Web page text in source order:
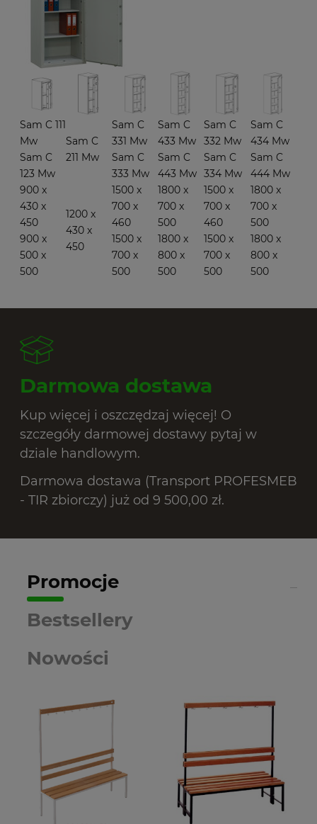
Sam C 111
Mw
Sam C
123 Mw
Sam C
211 Mw
Sam C
331 Mw
Sam C
333 Mw
Sam C
433 Mw
Sam C
443 Mw
Sam C
332 Mw
Sam C
334 Mw
Sam C
434 Mw
Sam C
444 Mw
900 x
430 x
450
900 x
500 x
500
1200 x
430 x
450
1500 x
700 x
460
1500 x
700 x
500
1800 x
700 x
500
1800 x
800 x
500
1500 x
700 x
460
1500 x
700 x
500
1800 x
700 x
500
1800 x
800 x
500
Darmowa dostawa
Kup więcej i oszczędzaj więcej! O
szczegóły darmowej dostawy pytaj w
dziale handlowym.
Darmowa dostawa (Transport PROFESMEB
- TIR zbiorczy) już od 9 500,00 zł.
Promocje
Nowości
Bestsellery